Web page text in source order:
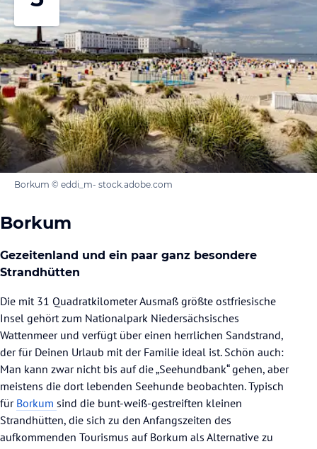
Borkum © eddi_m- stock.adobe.com
Borkum
Gezeitenland und ein paar ganz besondere
Strandhütten
Die mit 31 Quadratkilometer Ausmaß größte ostfriesische
Insel gehört zum Nationalpark Niedersächsisches
Wattenmeer und verfügt über einen herrlichen Sandstrand,
der für Deinen Urlaub mit der Familie ideal ist. Schön auch:
Man kann zwar nicht bis auf die „Seehundbank“ gehen, aber
meistens die dort lebenden Seehunde beobachten. Typisch
für Borkum sind die bunt-weiß-gestreiften kleinen
Strandhütten, die sich zu den Anfangszeiten des
aufkommenden Tourismus auf Borkum als Alternative zu